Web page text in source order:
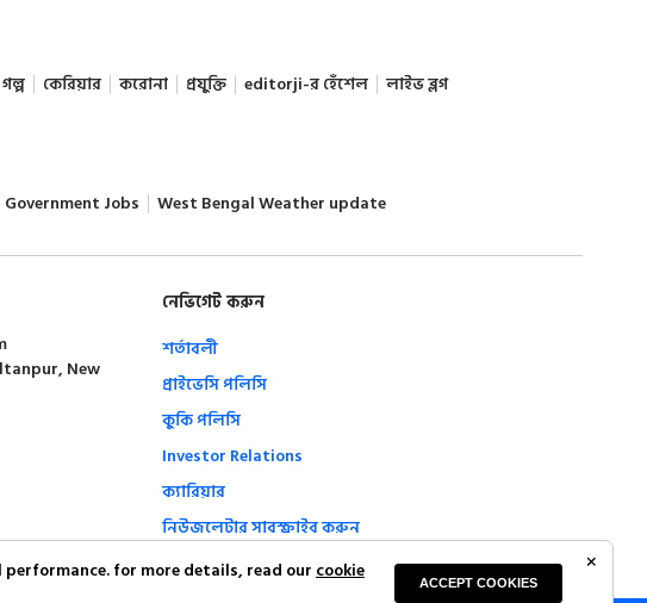
কেরিয়ার করোনা প্রযুক্তি editorji-র হেঁশেল লাইভ ব্লগ
Jobs West Bengal Weather update
New
নেভিগেট করুন
শর্তাবলী
প্রাইভেসি পলিসি
কুকি পলিসি
Investor Relations
ক্যারিয়ার
নিউজলেটার সাবস্ক্রাইব করুন
Complaint Redressal
for more details, read ourcookie
ACCEPT COOKIES